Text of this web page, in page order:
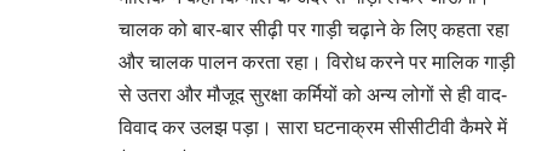
चालक को बार-बार सीढ़ी पर गाड़ी चढ़ाने के लिए कहता रहा
और चालक पालन करता रहा। विरोध करने पर मालिक गाड़ी
से उतरा और मौजूद सुरक्षा कर्मियों को अन्य लोगों से ही वाद-
विवाद कर उलझ पड़ा। सारा घटनाक्रम सीसीटीवी कैमरे में